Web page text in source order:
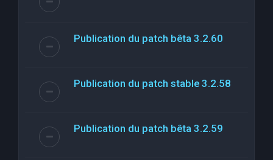
Publication du patch bêta 3.2.60
Publication du patch stable 3.2.58
Publication du patch bêta 3.2.59